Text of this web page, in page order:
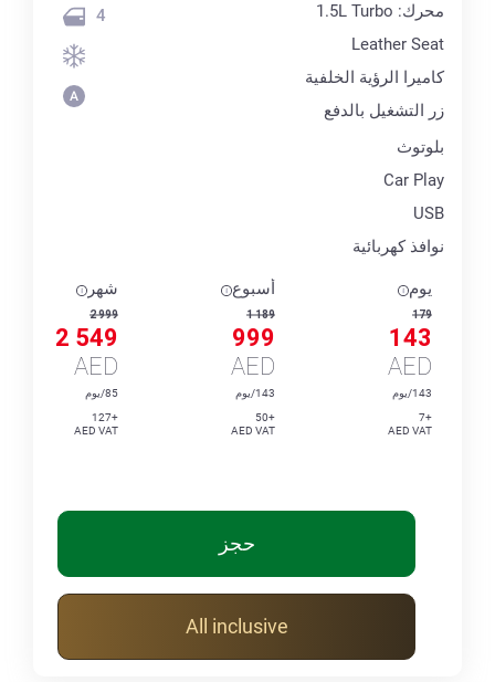
محرك: 1.5L Turbo
Leather Seat
كاميرا الرؤية الخلفية
زر التشغيل بالدفع
بلوتوث
Car Play
USB
نوافذ كهربائية
4
يوم
179
143
AED
143/يوم
+7
AED VAT
أسبوع
1 189
999
AED
143/يوم
+50
AED VAT
شهر
2 999
2 549
AED
85/يوم
+127
AED VAT
حجز
All inclusive